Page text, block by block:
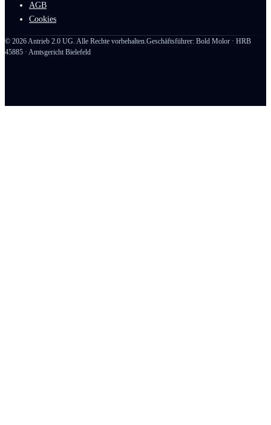
AGB
Cookies
© 2026Antrieb 2.0 UG. Alle Rechte vorbehalten.Geschäftsführer: Bold Molor · HRB
45885 · Amtsgericht Bielefeld